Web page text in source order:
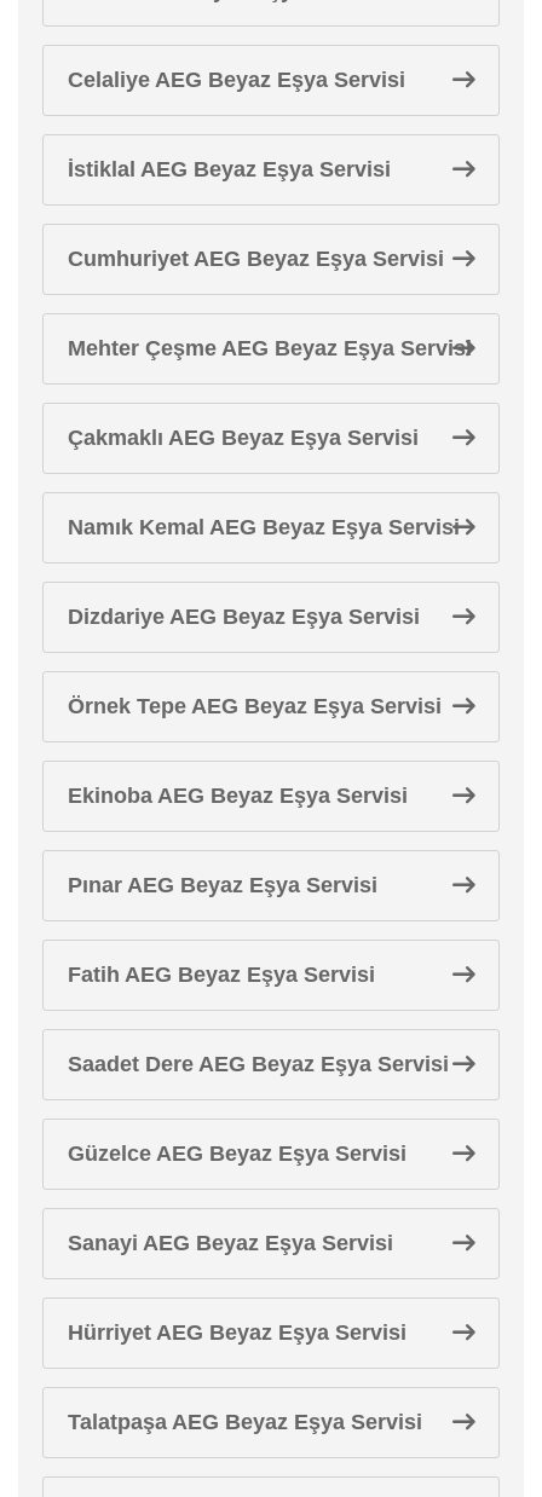
Celaliye AEG Beyaz Eşya Servisi
İstiklal AEG Beyaz Eşya Servisi
Cumhuriyet AEG Beyaz Eşya Servisi
Mehter Çeşme AEG Beyaz Eşya Servisi
Çakmaklı AEG Beyaz Eşya Servisi
Namık Kemal AEG Beyaz Eşya Servisi
Dizdariye AEG Beyaz Eşya Servisi
Örnek Tepe AEG Beyaz Eşya Servisi
Ekinoba AEG Beyaz Eşya Servisi
Pınar AEG Beyaz Eşya Servisi
Fatih AEG Beyaz Eşya Servisi
Saadet Dere AEG Beyaz Eşya Servisi
Güzelce AEG Beyaz Eşya Servisi
Sanayi AEG Beyaz Eşya Servisi
Hürriyet AEG Beyaz Eşya Servisi
Talatpaşa AEG Beyaz Eşya Servisi